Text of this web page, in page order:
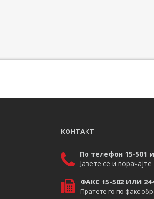
КОНТАКТ
По телефон 15-501
Јавете се и порачајте
ФАКС 15-502 ИЛИ
Пратете го по факс